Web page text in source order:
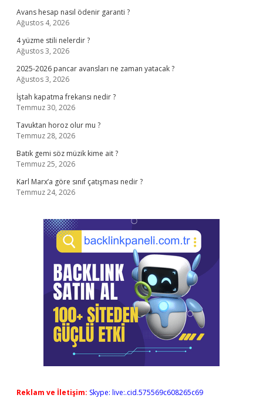
Avans hesap nasıl ödenir garanti ?
Ağustos 4, 2026
4 yüzme stili nelerdir ?
Ağustos 3, 2026
2025-2026 pancar avansları ne zaman yatacak ?
Ağustos 3, 2026
İştah kapatma frekansı nedir ?
Temmuz 30, 2026
Tavuktan horoz olur mu ?
Temmuz 28, 2026
Batık gemi söz müzik kime ait ?
Temmuz 25, 2026
Karl Marx’a göre sınıf çatışması nedir ?
Temmuz 24, 2026
Reklam ve İletişim: Skype: live:.cid.575569c608265c69